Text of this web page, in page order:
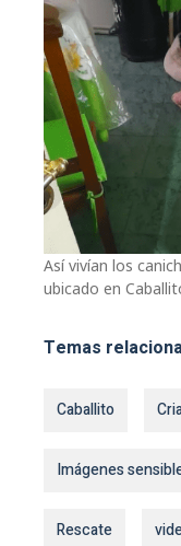
Así vivían los
ubicado en
Temas
Caballito
Imágenes
Rescate